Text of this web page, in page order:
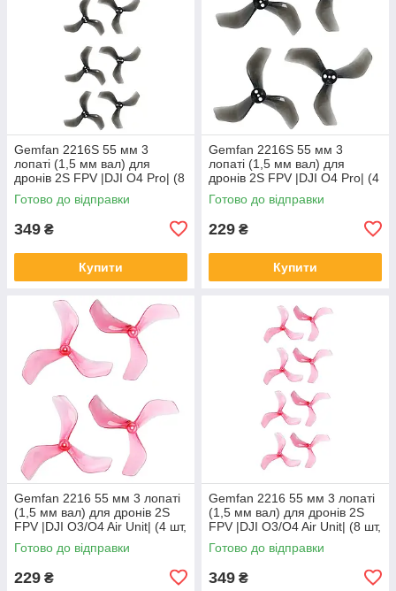
Gemfan 2216S 55 мм 3
лопаті (1,5 мм вал) для
дронів 2S FPV |DJI O4 Pro| (8
шт, Clear Black)
Готово до відправки
349 ₴
Купити
Gemfan 2216S 55 мм 3
лопаті (1,5 мм вал) для
дронів 2S FPV |DJI O4 Pro| (4
шт, Clear Black)
Готово до відправки
229 ₴
Купити
Gemfan 2216 55 мм 3 лопаті
(1,5 мм вал) для дронів 2S
FPV |DJI O3/O4 Air Unit| (4 шт,
Pink)
Готово до відправки
229 ₴
Gemfan 2216 55 мм 3 лопаті
(1,5 мм вал) для дронів 2S
FPV |DJI O3/O4 Air Unit| (8 шт,
Pink)
Готово до відправки
349 ₴